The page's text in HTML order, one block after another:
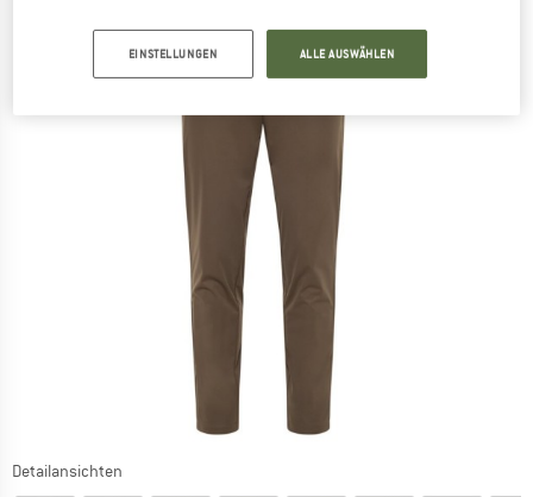
Detailansichten
EINSTELLUNGEN ALLE AUSWÄHLEN